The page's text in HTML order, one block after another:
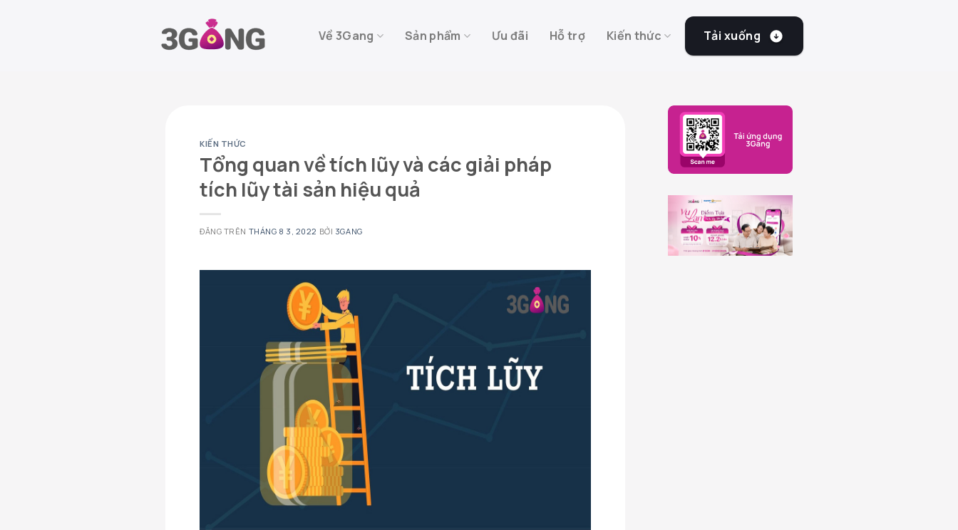
Về 3Gang Sản phẩm Ưu đãi Hỗ trợ Kiến thức Tải xuống
KIẾN THỨC
Tổng quan về tích lũy và các giải pháp
tích lũy tài sản hiệu quả
ĐĂNG TRÊN THÁNG 8 3, 2022 BỞI 3GANG